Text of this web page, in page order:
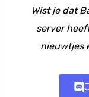
Wist je dat
server
nieuwtjes